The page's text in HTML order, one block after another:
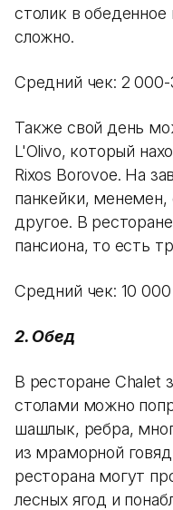
столик в
сложно.
Средний чек: 2 000-
Также свой день
L'Olivo, который
Rixos Borovoe. На
панкейки,
другое. В
пансиона, то есть
Средний чек: 10 000
2. Обед
В ресторане Chalet
столами можно
шашлык, ребра,
из мраморной
ресторана могут
лесных ягод и